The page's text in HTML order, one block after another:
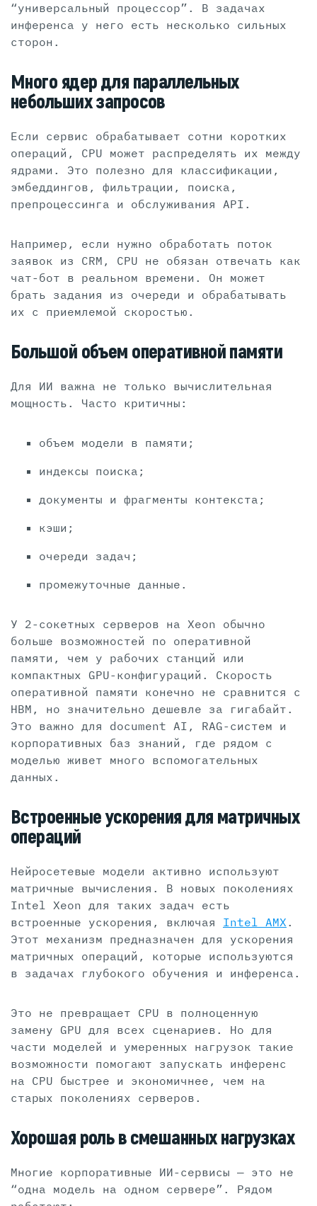
“универсальный процессор”. В задачах
инференса у него есть несколько сильных
сторон.
Много ядер для параллельных
небольших запросов
Если сервис обрабатывает сотни коротких
операций, CPU может распределять их между
ядрами. Это полезно для классификации,
эмбеддингов, фильтрации, поиска,
препроцессинга и обслуживания API.
Например, если нужно обработать поток
заявок из CRM, CPU не обязан отвечать как
чат-бот в реальном времени. Он может
брать задания из очереди и обрабатывать
их с приемлемой скоростью.
Большой объем оперативной памяти
Для ИИ важна не только вычислительная
мощность. Часто критичны:
объем модели в памяти;
индексы поиска;
документы и фрагменты контекста;
кэши;
очереди задач;
промежуточные данные.
У 2-сокетных серверов на Xeon обычно
больше возможностей по оперативной
памяти, чем у рабочих станций или
компактных GPU-конфигураций. Скорость
оперативной памяти конечно не сравнится с
HBM, но значительно дешевле за гигабайт.
Это важно для document AI, RAG-систем и
корпоративных баз знаний, где рядом с
моделью живет много вспомогательных
данных.
Встроенные ускорения для матричных
операций
Нейросетевые модели активно используют
матричные вычисления. В новых поколениях
Intel Xeon для таких задач есть
встроенные ускорения, включая Intel AMX .
Этот механизм предназначен для ускорения
матричных операций, которые используются
в задачах глубокого обучения и инференса.
Это не превращает CPU в полноценную
замену GPU для всех сценариев. Но для
части моделей и умеренных нагрузок такие
возможности помогают запускать инференс
на CPU быстрее и экономичнее, чем на
старых поколениях серверов.
Хорошая роль в смешанных нагрузках
Многие корпоративные ИИ-сервисы — это не
“одна модель на одном сервере”. Рядом